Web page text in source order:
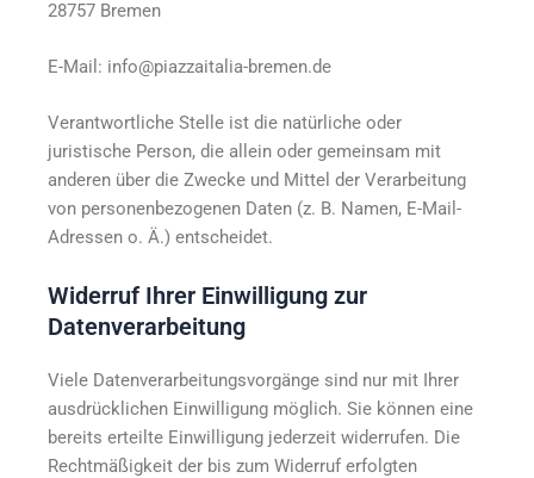
28757 Bremen
E-Mail: info@piazzaitalia-bremen.de
Verantwortliche Stelle ist die natürliche oder
juristische Person, die allein oder gemeinsam mit
anderen über die Zwecke und Mittel der Verarbeitung
von personenbezogenen Daten (z. B. Namen, E-Mail-
Adressen o. Ä.) entscheidet.
Widerruf Ihrer Einwilligung zur
Datenverarbeitung
Viele Datenverarbeitungsvorgänge sind nur mit Ihrer
ausdrücklichen Einwilligung möglich. Sie können eine
bereits erteilte Einwilligung jederzeit widerrufen. Die
Rechtmäßigkeit der bis zum Widerruf erfolgten